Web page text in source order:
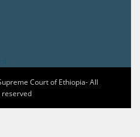
Court of Ethiopia- All
reserved